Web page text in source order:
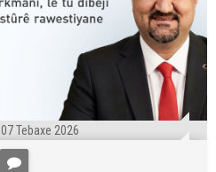
07 Tebaxe 2026